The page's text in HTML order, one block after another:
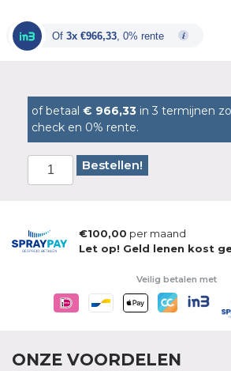
Of 3x €966,33, 0% rente
of betaal € 966,33 in 3 termijnen
check en 0% rente.
Bestellen!
€100,00 per maand
Let op! Geld lenen kost
Veilig betalen met
ONZE VOORDELEN